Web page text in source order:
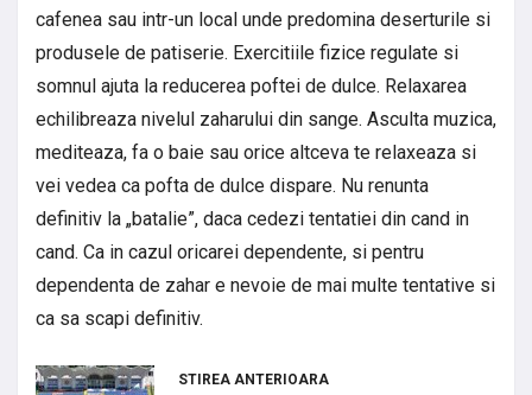
cafenea sau intr-un local unde predomina deserturile si
produsele de patiserie. Exercitiile fizice regulate si
somnul ajuta la reducerea poftei de dulce. Relaxarea
echilibreaza nivelul zaharului din sange. Asculta muzica,
mediteaza, fa o baie sau orice altceva te relaxeaza si
vei vedea ca pofta de dulce dispare. Nu renunta
definitiv la „batalie”, daca cedezi tentatiei din cand in
cand. Ca in cazul oricarei dependente, si pentru
dependenta de zahar e nevoie de mai multe tentative si
ca sa scapi definitiv.
STIREA ANTERIOARA